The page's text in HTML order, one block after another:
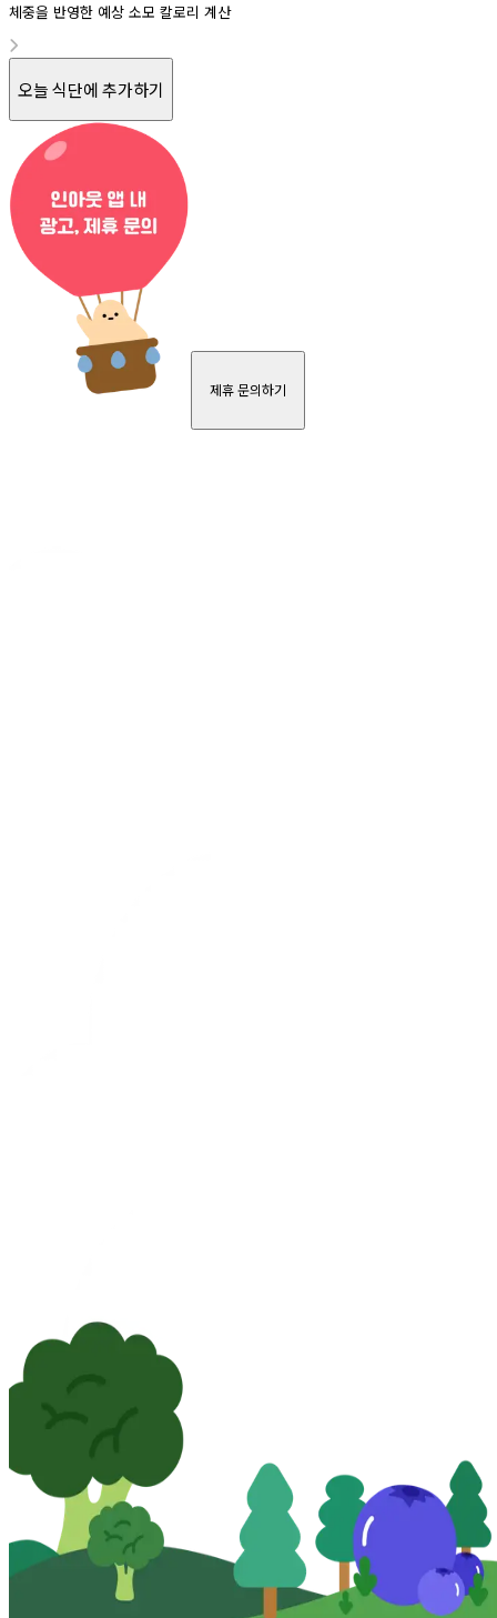
체중을 반영한 예상 소모 칼로리 계산
오늘 식단에 추가하기
제휴 문의하기